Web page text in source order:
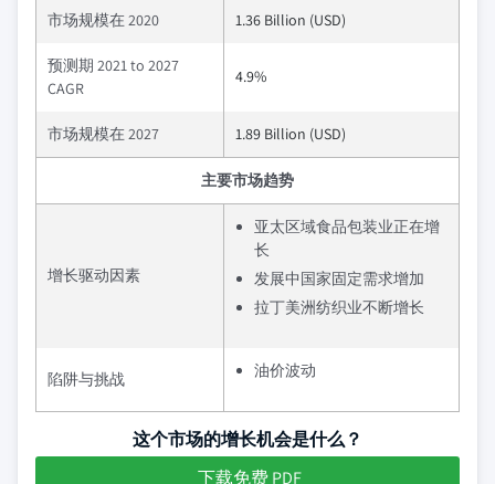
市场规模在 2020 1.36 Billion (USD)
预测期 2021 to 2027
CAGR
4.9%
市场规模在 2027 1.89 Billion (USD)
主要市场趋势
增长驱动因素
亚太区域食品包装业正在增
长
发展中国家固定需求增加
拉丁美洲纺织业不断增长
陷阱与挑战 油价波动
这个市场的增长机会是什么？
下载免费 PDF